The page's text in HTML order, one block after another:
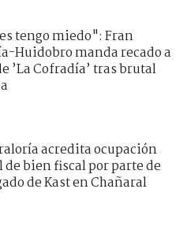
tengo miedo": Fran
Huidobro manda recado a
’La Cofradía’ tras brutal
acredita ocupación
de bien fiscal por parte de
de Kast en Chañaral